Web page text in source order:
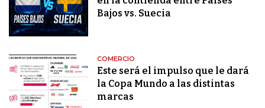
Bajos vs. Suecia
COMERCIO
Este será el impulso que le dará
la Copa Mundo a las distintas
marcas